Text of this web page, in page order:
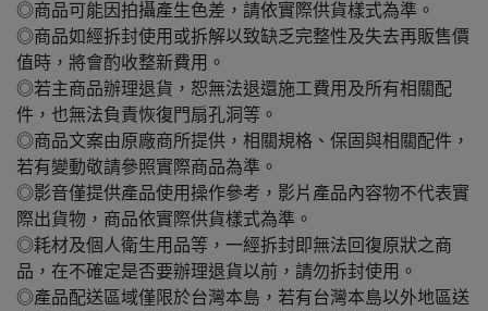
◎商品可能因拍攝產生色差，請依實際供貨樣式為準。
◎商品如經拆封使用或拆解以致缺乏完整性及失去再販售價
值時，將會酌收整新費用。
◎若主商品辦理退貨，恕無法退還施工費用及所有相關配
件，也無法負責恢復門扇孔洞等。
◎商品文案由原廠商所提供，相關規格、保固與相關配件，
若有變動敬請參照實際商品為準。
◎影音僅提供產品使用操作參考，影片產品內容物不代表實
際出貨物，商品依實際供貨樣式為準。
◎耗材及個人衛生用品等，一經拆封即無法回復原狀之商
品，在不確定是否要辦理退貨以前，請勿拆封使用。
◎產品配送區域僅限於台灣本島，若有台灣本島以外地區送